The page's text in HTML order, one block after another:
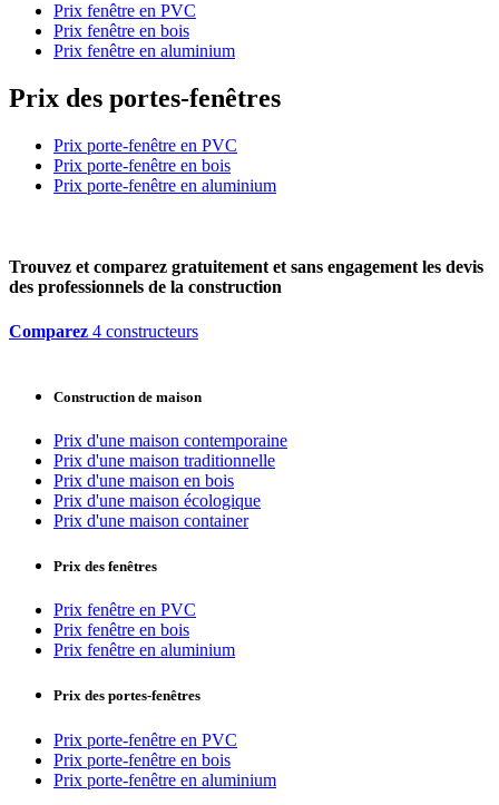
Prix fenêtre en PVC
Prix fenêtre en bois
Prix fenêtre en aluminium
Prix des portes-fenêtres
Prix porte-fenêtre en PVC
Prix porte-fenêtre en bois
Prix porte-fenêtre en aluminium
Trouvez et comparez gratuitement et sans engagement les devis
des professionnels de la construction
Comparez 4 constructeurs
Construction de maison
Prix d'une maison contemporaine
Prix d'une maison traditionnelle
Prix d'une maison en bois
Prix d'une maison écologique
Prix d'une maison container
Prix des fenêtres
Prix fenêtre en PVC
Prix fenêtre en bois
Prix fenêtre en aluminium
Prix des portes-fenêtres
Prix porte-fenêtre en PVC
Prix porte-fenêtre en bois
Prix porte-fenêtre en aluminium